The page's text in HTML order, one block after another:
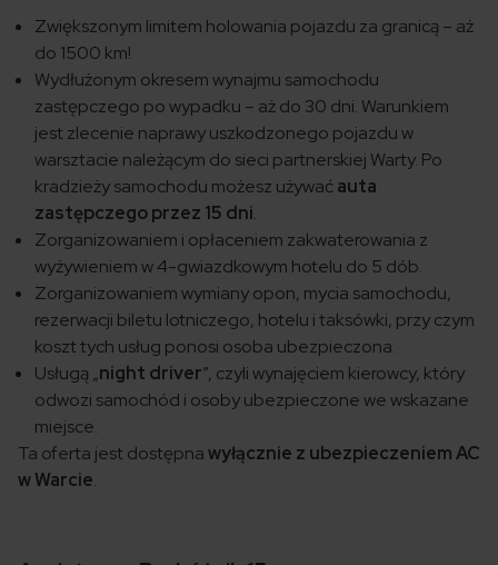
Zwiększonym limitem holowania pojazdu za granicą – aż
do 1500 km!
Wydłużonym okresem wynajmu samochodu
zastępczego po wypadku – aż do 30 dni. Warunkiem
jest zlecenie naprawy uszkodzonego pojazdu w
warsztacie należącym do sieci partnerskiej Warty. Po
kradzieży samochodu możesz używaćauta
zastępczego przez 15 dni.
Zorganizowaniem i opłaceniem zakwaterowania z
wyżywieniem w 4-gwiazdkowym hotelu do 5 dób.
Zorganizowaniem wymiany opon, mycia samochodu,
rezerwacji biletu lotniczego, hotelu i taksówki, przy czym
koszt tych usług ponosi osoba ubezpieczona.
Usługą „night driver”, czyli wynajęciem kierowcy, który
odwozi samochód i osoby ubezpieczone we wskazane
miejsce.
Ta oferta jest dostępnawyłącznie z ubezpieczeniem AC
w Warcie.